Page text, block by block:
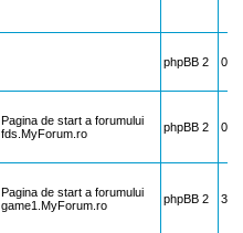
phpBB 2 0
Pagina de start a forumului
fds.MyForum.ro
phpBB 2 0
Pagina de start a forumului
game1.MyForum.ro
phpBB 2 3